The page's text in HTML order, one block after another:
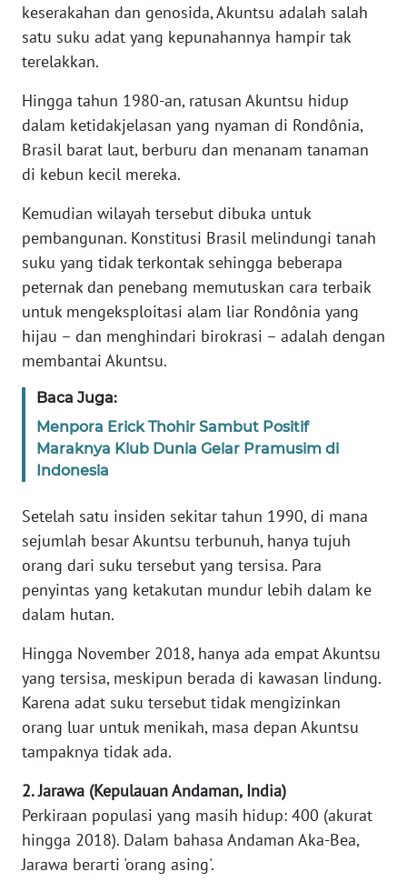
keserakahan dan genosida, Akuntsu adalah salah
satu suku adat yang kepunahannya hampir tak
terelakkan.
Hingga tahun 1980-an, ratusan Akuntsu hidup
dalam ketidakjelasan yang nyaman di Rondônia,
Brasil barat laut, berburu dan menanam tanaman
di kebun kecil mereka.
Kemudian wilayah tersebut dibuka untuk
pembangunan. Konstitusi Brasil melindungi tanah
suku yang tidak terkontak sehingga beberapa
peternak dan penebang memutuskan cara terbaik
untuk mengeksploitasi alam liar Rondônia yang
hijau – dan menghindari birokrasi – adalah dengan
membantai Akuntsu.
Baca Juga:
Menpora Erick Thohir Sambut Positif
Maraknya Klub Dunia Gelar Pramusim di
Indonesia
Setelah satu insiden sekitar tahun 1990, di mana
sejumlah besar Akuntsu terbunuh, hanya tujuh
orang dari suku tersebut yang tersisa. Para
penyintas yang ketakutan mundur lebih dalam ke
dalam hutan.
Hingga November 2018, hanya ada empat Akuntsu
yang tersisa, meskipun berada di kawasan lindung.
Karena adat suku tersebut tidak mengizinkan
orang luar untuk menikah, masa depan Akuntsu
tampaknya tidak ada.
2. Jarawa (Kepulauan Andaman, India)
Perkiraan populasi yang masih hidup: 400 (akurat
hingga 2018). Dalam bahasa Andaman Aka-Bea,
Jarawa berarti 'orang asing'.
WN
PAPUA
BARAT
WN
RIAU
WN
WN
JAMBI
WN
SULTRA
WN
NTB
WN
SULTENG
SULBAR
WN
BABEL
SUMBAR
WN
SUMSEL
BENGKULU
WN
LAMPUNG